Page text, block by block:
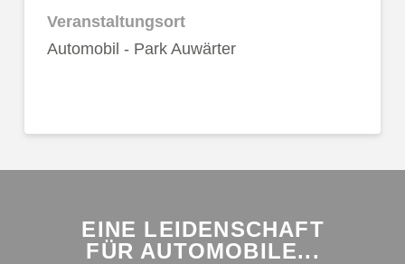
Veranstaltungsort
Automobil - Park Auwärter
EINE LEIDENSCHAFT
FÜR AUTOMOBILE...